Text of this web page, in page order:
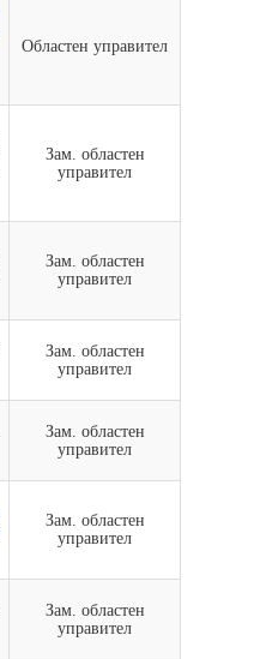
Областен управител
Зам. областен
управител
Зам. областен
управител
Зам. областен
управител
Зам. областен
управител
Зам. областен
управител
Зам. областен
управител